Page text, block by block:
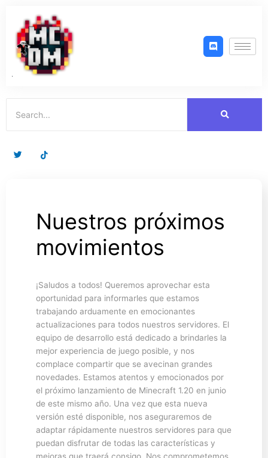
contenido
Nuestros próximos
movimientos
¡Saludos a todos! Queremos aprovechar esta
oportunidad para informarles que estamos
trabajando arduamente en emocionantes
actualizaciones para todos nuestros servidores. El
equipo de desarrollo está dedicado a brindarles la
mejor experiencia de juego posible, y nos
complace compartir que se avecinan grandes
novedades. Estamos atentos y emocionados por
el próximo lanzamiento de Minecraft 1.20 en junio
de este mismo año. Una vez que esta nueva
versión esté disponible, nos aseguraremos de
adaptar rápidamente nuestros servidores para que
puedan disfrutar de todas las características y